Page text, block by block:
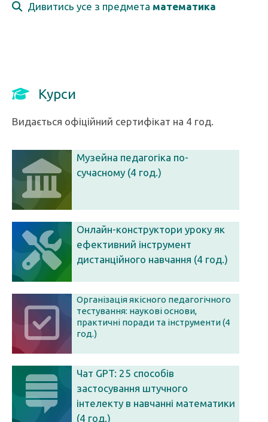
Дивитись усе з предмета математика
Курси
Видається офіційний сертифікат на 4 год.
Музейна педагогіка по-
сучасному (4 год.)
Онлайн-конструктори уроку як
ефективний інструмент
дистанційного навчання (4 год.)
Організація якісного педагогічного
тестування: наукові основи,
практичні поради та інструменти (4
год.)
Чат GPT: 25 способів
застосування штучного
інтелекту в навчанні математики
(4 год.)